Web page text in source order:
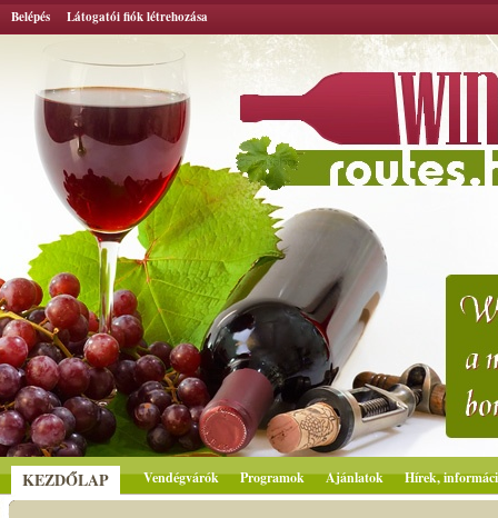
Belépés Látogatói fiók létrehozása
KEZDŐLAP Vendégvárók Programok Ajánlatok Hírek,